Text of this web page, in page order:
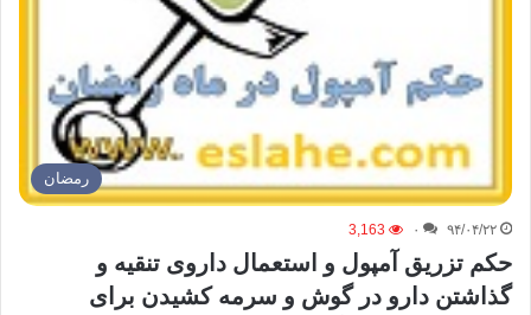
رمضان
۹۴/۰۴/۲۲ ۰ 3,163
حکم تزریق آمپول و استعمال داروی تنقیه و
گذاشتن دارو در گوش و سرمه کشیدن برای